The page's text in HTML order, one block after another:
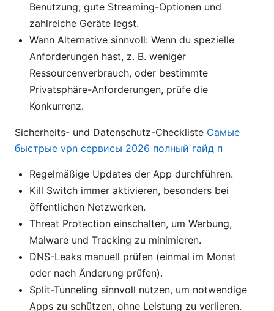
Benutzung, gute Streaming-Optionen und
zahlreiche Geräte legst.
Wann Alternative sinnvoll: Wenn du spezielle
Anforderungen hast, z. B. weniger
Ressourcenverbrauch, oder bestimmte
Privatsphäre-Anforderungen, prüfe die
Konkurrenz.
Sicherheits- und Datenschutz-Checkliste Самые
быстрые vpn сервисы 2026 полный гайд п
Regelmäßige Updates der App durchführen.
Kill Switch immer aktivieren, besonders bei
öffentlichen Netzwerken.
Threat Protection einschalten, um Werbung,
Malware und Tracking zu minimieren.
DNS-Leaks manuell prüfen (einmal im Monat
oder nach Änderung prüfen).
Split-Tunneling sinnvoll nutzen, um notwendige
Apps zu schützen, ohne Leistung zu verlieren.